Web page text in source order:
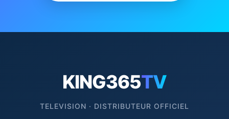
KING365TV
TELEVISION · DISTRIBUTEUR OFFICIEL